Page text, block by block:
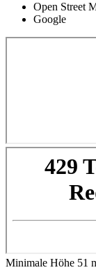
Open Street
Google
Minimale Höhe 51